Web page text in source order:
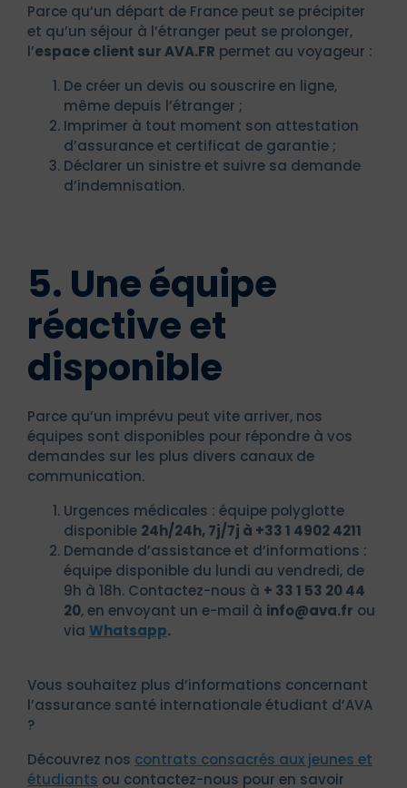
Parce qu’un départ de France peut se précipiter
et qu’un séjour à l’étranger peut se prolonger,
l’espace client sur AVA.FR permet au voyageur :
De créer un devis ou souscrire en ligne,
même depuis l’étranger ;
Imprimer à tout moment son attestation
d’assurance et certificat de garantie ;
Déclarer un sinistre et suivre sa demande
d’indemnisation.
5. Une équipe
réactive et
disponible
Parce qu’un imprévu peut vite arriver, nos
équipes sont disponibles pour répondre à vos
demandes sur les plus divers canaux de
communication.
Urgences médicales : équipe polyglotte
disponible 24h/24h, 7j/7j à +33 1 4902 4211
Demande d’assistance et d’informations :
équipe disponible du lundi au vendredi, de
9h à 18h. Contactez-nous à + 33 1 53 20 44
20, en envoyant un e-mail à info@ava.fr ou
via Whatsapp.
Vous souhaitez plus d’informations concernant
l’assurance santé internationale étudiant d’AVA
?
Découvrez nos contrats consacrés aux jeunes et
étudiants ou contactez-nous pour en savoir